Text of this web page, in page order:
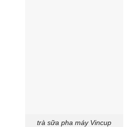
trà sữa pha máy Vincup